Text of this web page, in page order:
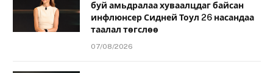
буй амьдралаа хуваалцдаг байсан
инфлюнсер Сидней Тоул 26 насандаа
таалал төгслөө
07/08/2026